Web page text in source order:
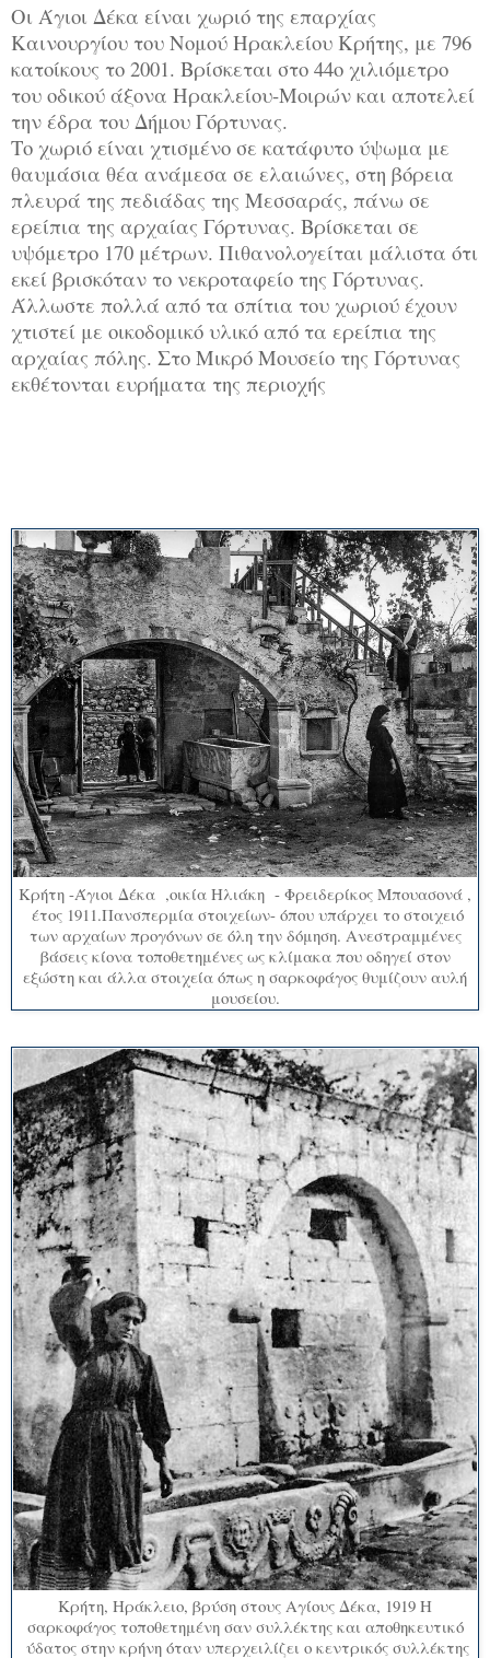
Οι Άγιοι Δέκα είναι χωριό της επαρχίας
Καινουργίου του Νομού Ηρακλείου Κρήτης, με 796
κατοίκους το 2001. Βρίσκεται στο 44ο χιλιόμετρο
του οδικού άξονα Ηρακλείου-Μοιρών και αποτελεί
την έδρα του Δήμου Γόρτυνας.
Το χωριό είναι χτισμένο σε κατάφυτο ύψωμα με
θαυμάσια θέα ανάμεσα σε ελαιώνες, στη βόρεια
πλευρά της πεδιάδας της Μεσσαράς, πάνω σε
ερείπια της αρχαίας Γόρτυνας. Βρίσκεται σε
υψόμετρο 170 μέτρων. Πιθανολογείται μάλιστα ότι
εκεί βρισκόταν το νεκροταφείο της Γόρτυνας.
Άλλωστε πολλά από τα σπίτια του χωριού έχουν
χτιστεί με οικοδομικό υλικό από τα ερείπια της
αρχαίας πόλης. Στο Μικρό Μουσείο της Γόρτυνας
εκθέτονται ευρήματα της περιοχής
Κρήτη -Άγιοι Δέκα ,οικία Ηλιάκη - Φρειδερίκος Μπουασονά ,
έτος 1911.Πανσπερμία στοιχείων- όπου υπάρχει το στοιχειό
των αρχαίων προγόνων σε όλη την δόμηση. Ανεστραμμένες
βάσεις κίονα τοποθετημένες ως κλίμακα που οδηγεί στον
εξώστη και άλλα στοιχεία όπως η σαρκοφάγος θυμίζουν αυλή
μουσείου.
Κρήτη, Ηράκλειο, βρύση στους Αγίους Δέκα, 1919 Η
σαρκοφάγος τοποθετημένη σαν συλλέκτης και αποθηκευτικό
ύδατος στην κρήνη όταν υπερχειλίζει ο κεντρικός συλλέκτης